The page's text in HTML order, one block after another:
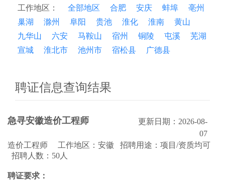
工作地区： 全部地区 合肥 安庆 蚌埠
亳州
巢湖
滁州 阜阳 贵池 淮化 淮南
黄山
九华山
六安 马鞍山 宿州 铜陵 屯溪
芜湖
宣城
淮北市 池州市 宿松县 广德县
聘证信息查询结果
急寻安徽造价工程师
更新日期：2026-08-
07
造价工程师 工作地区：安徽 招聘用途：项目/资质均可
招聘人数：50人
聘证要求：